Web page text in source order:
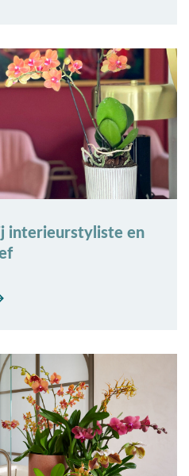
interieurstyliste en